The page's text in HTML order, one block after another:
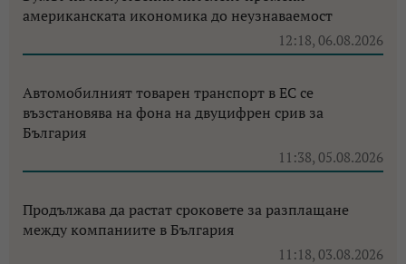
американската икономика до неузнаваемост
12:18, 06.08.2026
Автомобилният товарен транспорт в ЕС се
възстановява на фона на двуцифрен срив за
България
11:38, 05.08.2026
Продължава да растат сроковете за разплащане
между компаниите в България
11:18, 03.08.2026